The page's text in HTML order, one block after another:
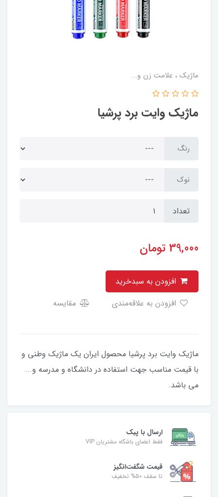
ماژیک ، علامت زن و...
ماژیک وایت برد پرشیا
رنگ
نوک
تعداد
39,000 تومان
مقایسه
ماژیک وایت برد پرشیا محصول ایران یک ماژیک وطنی و
با قیمت مناسب جهت استفاده در دانشگاه و مدرسه و...
می باشد.
ارسال با پیک
فقط اعضای باشگاه مشتریان VIP
قیمت شگفت‌انگیز
تا سقف 50% تخفیف